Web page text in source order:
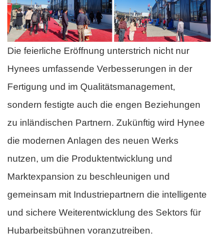
Die feierliche Eröffnung unterstrich nicht nur
Hynees umfassende Verbesserungen in der
Fertigung und im Qualitätsmanagement,
sondern festigte auch die engen Beziehungen
zu inländischen Partnern. Zukünftig wird Hynee
die modernen Anlagen des neuen Werks
nutzen, um die Produktentwicklung und
Marktexpansion zu beschleunigen und
gemeinsam mit Industriepartnern die intelligente
und sichere Weiterentwicklung des Sektors für
Hubarbeitsbühnen voranzutreiben.